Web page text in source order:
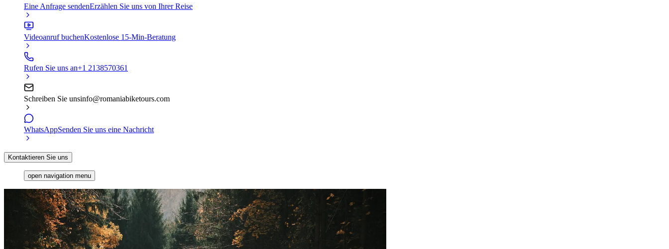
Eine Anfrage sendenErzählen Sie uns von Ihrer Reise
Videoanruf buchenKostenlose 15-Min-Beratung
Rufen Sie uns an+1 2138570361
Schreiben Sie unsinfo@romaniabiketours.com
WhatsAppSenden Sie uns eine Nachricht
Kontaktieren Sie uns
open navigation menu